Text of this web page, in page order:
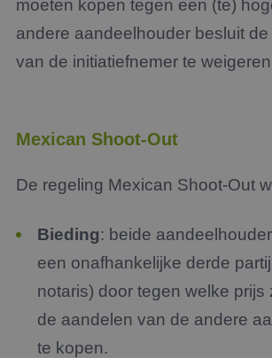
moeten kopen tegen een (te)
andere aandeelhouder besluit
van de initiatiefnemer te
Mexican Shoot-Out
De regeling Mexican Shoot-Out
Bieding: beide
een onafhankelijke derde
notaris) door tegen welke prijs
de aandelen van de andere
te kopen.